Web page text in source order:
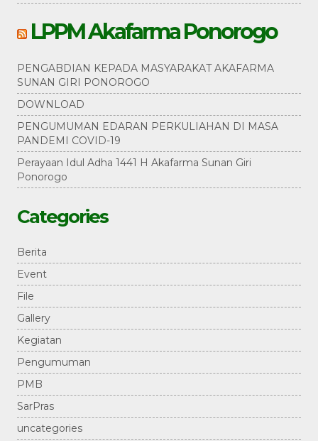
LPPM Akafarma Ponorogo
PENGABDIAN KEPADA MASYARAKAT AKAFARMA
SUNAN GIRI PONOROGO
DOWNLOAD
PENGUMUMAN EDARAN PERKULIAHAN DI MASA
PANDEMI COVID-19
Perayaan Idul Adha 1441 H Akafarma Sunan Giri
Ponorogo
Categories
Berita
Event
File
Gallery
Kegiatan
Pengumuman
PMB
SarPras
uncategories